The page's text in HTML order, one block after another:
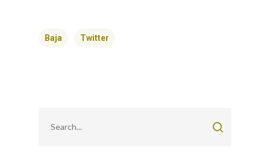
Baja Twitter